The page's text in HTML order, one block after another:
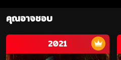
คุณอาจชอบ
2021